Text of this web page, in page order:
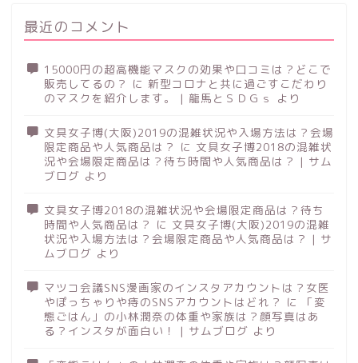
最近のコメント
15000円の超高機能マスクの効果や口コミは？どこで
販売してるの？ に 新型コロナと共に過ごすこだわり
のマスクを紹介します。 | 龍馬とＳＤＧｓ
より
文具女子博(大阪)2019の混雑状況や入場方法は？会場
限定商品や人気商品は？ に 文具女子博2018の混雑状
況や会場限定商品は？待ち時間や人気商品は？ | サム
ブログ より
文具女子博2018の混雑状況や会場限定商品は？待ち
時間や人気商品は？ に 文具女子博(大阪)2019の混雑
状況や入場方法は？会場限定商品や人気商品は？ | サ
ムブログ より
マツコ会議SNS漫画家のインスタアカウントは？女医
やぽっちゃりや痔のSNSアカウントはどれ？ に
「変
態ごはん」の小林潤奈の体重や家族は？顔写真はあ
る？インスタが面白い！ | サムブログ より